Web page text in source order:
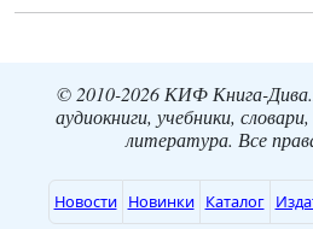
© 2010-2026 КИФ Книга-
аудиокниги, учебники,
литература. Все
Новости Новинки Каталог